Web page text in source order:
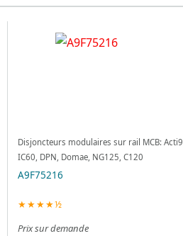
Disjoncteurs modulaires sur rail MCB: Acti9
IC60, DPN, Domae, NG125, C120
A9F75216
★★★★½
Prix sur demande